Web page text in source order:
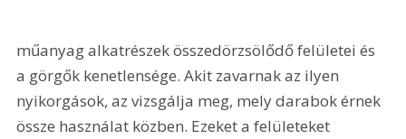
műanyag alkatrészek összedörzsölődő felületei és
a görgők kenetlensége. Akit zavarnak az ilyen
nyikorgások, az vizsgálja meg, mely darabok érnek
össze használat közben. Ezeket a felületeket